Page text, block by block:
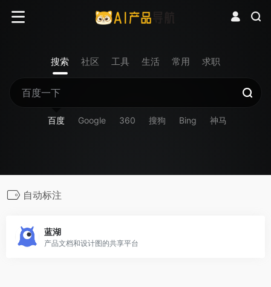
搜索 社区 工具 生活 常用 求职
百度 Google 360 搜狗 Bing 神马
自动标注
蓝湖
产品文档和设计图的共享平台